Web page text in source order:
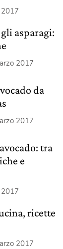
asparagi:
2017
da
2017
tra
e
ricette
2017